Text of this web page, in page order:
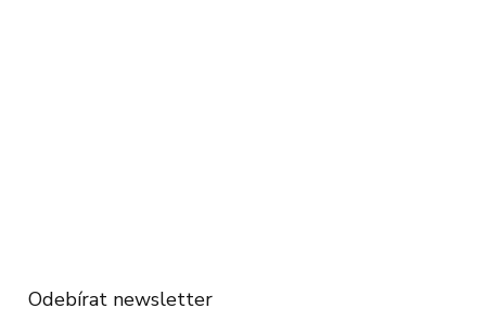
Odebírat newsletter